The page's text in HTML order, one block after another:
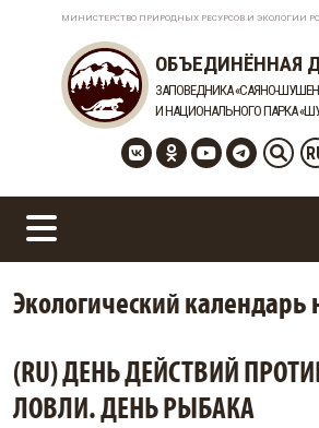
МИНИСТЕРСТВО ПРИРОДНЫХ РЕСУРСОВ И ЭКОЛОГИИ
ОБЪЕДИНЁННАЯ
ЗАПОВЕДНИКА «САЯНО-
И НАЦИОНАЛЬНОГО ПАРКА
Экологический календарь
(RU) ДЕНЬ ДЕЙСТВИЙ
ЛОВЛИ. ДЕНЬ РЫБАКА